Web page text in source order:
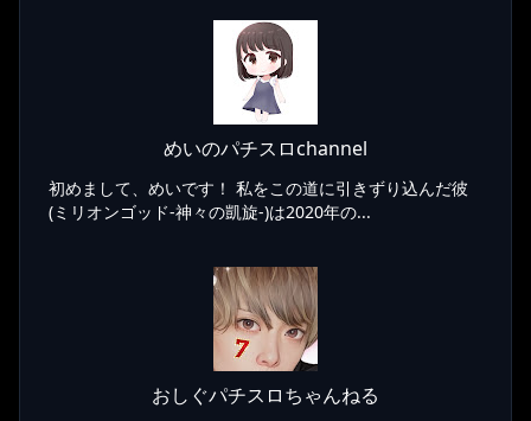
めいのパチスロchannel
初めまして、めいです！ 私をこの道に引きずり込んだ彼
(ミリオンゴッド-神々の凱旋-)は2020年の...
おしぐパチスロちゃんねる